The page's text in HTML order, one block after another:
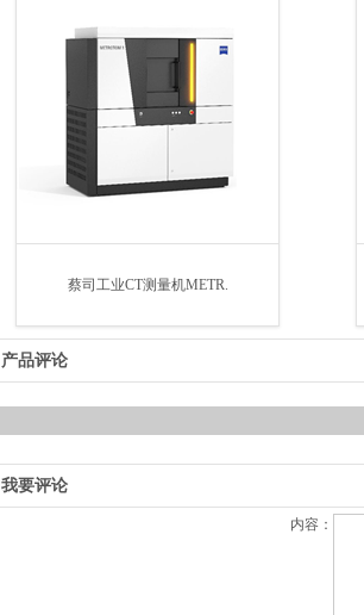
蔡司工业CT测量机METR.
产品评论
我要评论
内容：